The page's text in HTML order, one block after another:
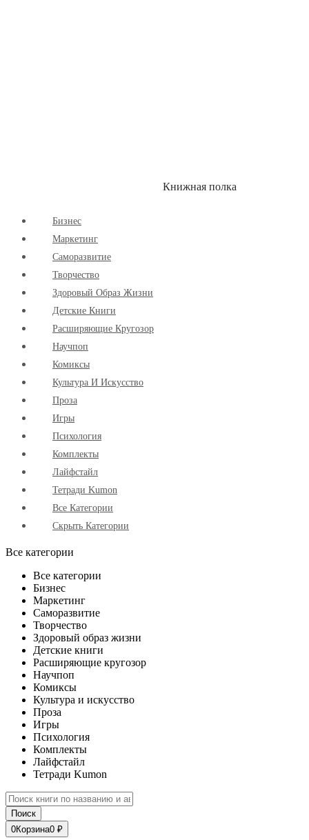
Книжная полка
Бизнес
Маркетинг
Cаморазвитие
Творчество
Здоровый Образ Жизни
Детские Книги
Расширяющие Кругозор
Научпоп
Комиксы
Культура И Искусство
Проза
Игры
Психология
Комплекты
Лайфстайл
Тетради Kumon
Все Категории
Скрыть Категории
Все категории
Все категории
Бизнес
Маркетинг
Саморазвитие
Творчество
Здоровый образ жизни
Детские книги
Расширяющие кругозор
Научпоп
Комиксы
Культура и искусство
Проза
Игры
Психология
Комплекты
Лайфстайл
Тетради Kumon
Поиск
0Корзина0 ₽